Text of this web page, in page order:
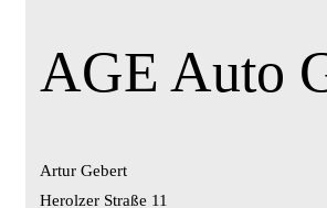
AGE Auto
Artur Gebert
Herolzer Straße 11